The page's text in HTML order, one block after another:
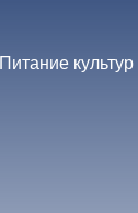
Питание культур